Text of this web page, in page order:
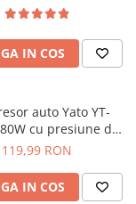
IN COS
auto Yato YT-
cu presiune de
si lampa LED
119,99 RON
IN COS